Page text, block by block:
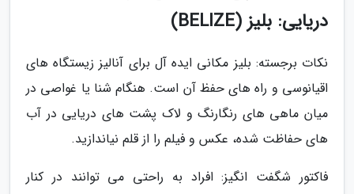
دریایی: بلیز (BELIZE)
نکات برجسته: بلیز مکانی ایده آل برای آنالیز زیستگاه های
اقیانوسی و راه های حفظ آن است. هنگام شنا یا غواصی در
میان ماهی های رنگارنگ و لاک پشت های دریایی در آب
های حفاظت شده، عکس و فیلم را از قلم نیاندازید.
فاکتور شگفت انگیز: افراد به راحتی می توانند در کنار